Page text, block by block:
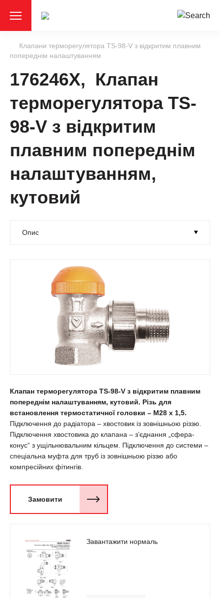
Клапани терморегулятора TS-98-V з відкритим плавним
попереднім налаштуванням
176246X, Клапан
терморегулятора TS-
98-V з відкритим
плавним попереднім
налаштуванням,
кутовий
Клапан терморегулятора TS-98-V з відкритим плавним
попереднім налаштуванням, кутовий. Різь для
встановлення термостатичної головки – М28 х 1,5.
Підключення до радіатора – хвостовик із зовнішньою різзю.
Підключення хвостовика до клапана – з’єднання „сфера-
конус“ з ущільнювальним кільцем. Підключення до системи –
спеціальна муфта для труб із зовнішньою різзю або
компресійних фітингів.
Замовити
Завантажити нормаль